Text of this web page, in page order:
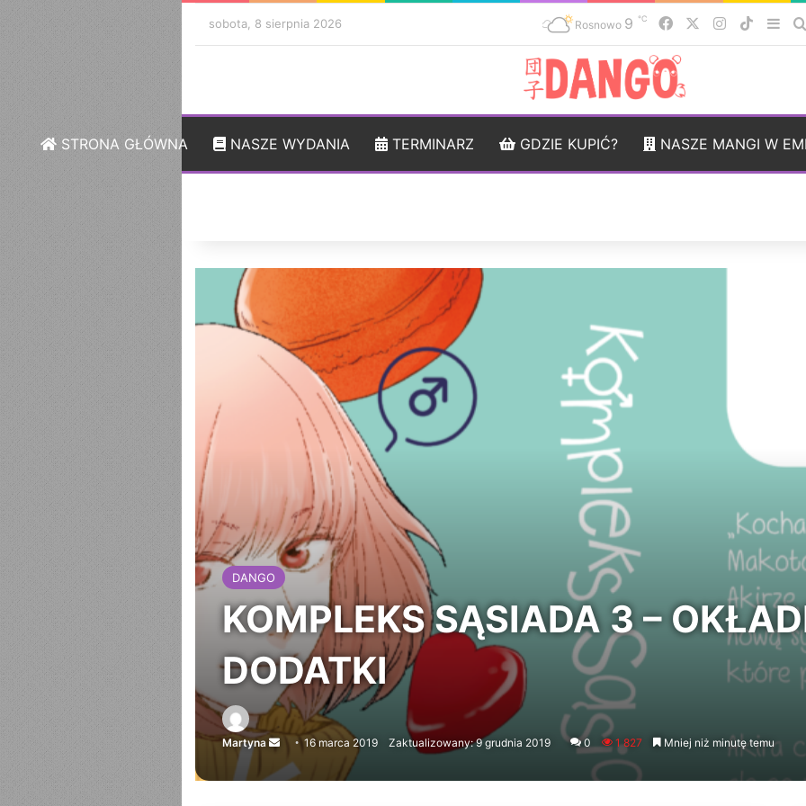
sobota, 8 sierpnia 2026 Rosnowo 9 ℃ FacebookInstagram
TikTok
STRONA GŁÓWNA NASZE WYDANIA TERMINARZ GDZIE KUPIĆ? NASZE MANGI W
DANGO
KOMPLEKS SĄSIADA 3 –
DODATKI
Martyna
Send
an
16 marca 2019 Zaktualizowany: 9 grudnia 2019 0 1 827 Mniej niż minutę temu